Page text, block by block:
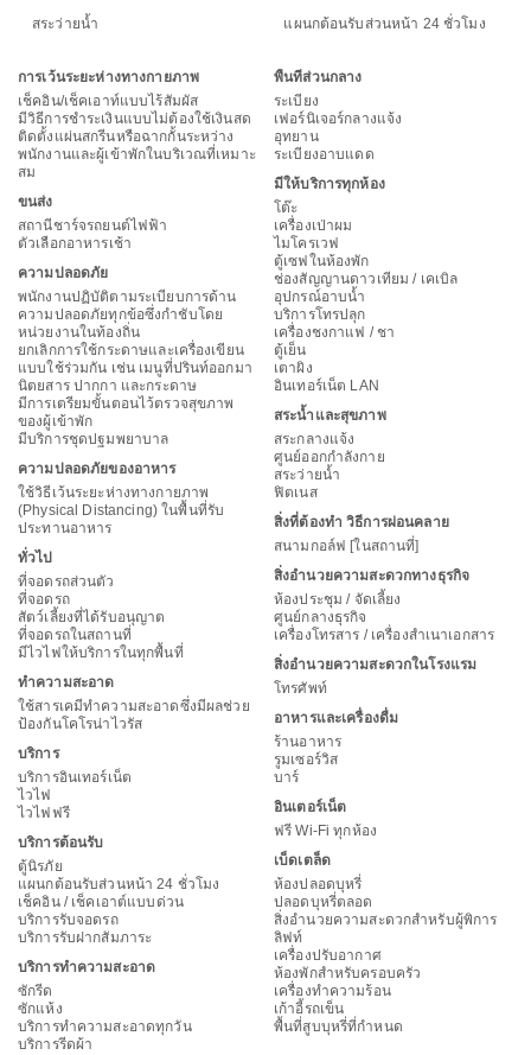
สระว่ายน้ำ แผนกต้อนรับส่วนหน้า 24 ชั่วโมง
การเว้นระยะห่างทางกายภาพ
เช็คอิน/เช็คเอาท์แบบไร้สัมผัส
มีวิธีการชำระเงินแบบไม่ต้องใช้เงินสด
ติดตั้งแผ่นสกรีนหรือฉากกั้นระหว่าง
พนักงานและผู้เข้าพักในบริเวณที่เหมาะ
สม
ขนส่ง
สถานีชาร์จรถยนต์ไฟฟ้า
ตัวเลือกอาหารเช้า
ความปลอดภัย
พนักงานปฏิบัติตามระเบียบการด้าน
ความปลอดภัยทุกข้อซึ่งกำชับโดย
หน่วยงานในท้องถิ่น
ยกเลิกการใช้กระดาษและเครื่องเขียน
แบบใช้ร่วมกัน เช่น เมนูที่ปรินท์ออกมา
นิตยสาร ปากกา และกระดาษ
มีการเตรียมขั้นตอนไว้ตรวจสุขภาพ
ของผู้เข้าพัก
มีบริการชุดปฐมพยาบาล
ความปลอดภัยของอาหาร
ใช้วิธีเว้นระยะห่างทางกายภาพ
(Physical Distancing) ในพื้นที่รับ
ประทานอาหาร
ทั่วไป
ที่จอดรถส่วนตัว
ที่จอดรถ
สัตว์เลี้ยงที่ได้รับอนุญาต
ที่จอดรถในสถานที่
มีไวไฟให้บริการในทุกพื้นที่
ทำความสะอาด
ใช้สารเคมีทำความสะอาดซึ่งมีผลช่วย
ป้องกันโคโรน่าไวรัส
บริการ
บริการอินเทอร์เน็ต
ไวไฟ
ไวไฟฟรี
บริการต้อนรับ
ตู้นิรภัย
แผนกต้อนรับส่วนหน้า 24 ชั่วโมง
เช็คอิน / เช็คเอาต์แบบด่วน
บริการรับจอดรถ
บริการรับฝากสัมภาระ
บริการทำความสะอาด
ซักรีด
ซักแห้ง
บริการทำความสะอาดทุกวัน
บริการรีดผ้า
พื้นที่ส่วนกลาง
ระเบียง
เฟอร์นิเจอร์กลางแจ้ง
อุทยาน
ระเบียงอาบแดด
มีให้บริการทุกห้อง
โต๊ะ
เครื่องเป่าผม
ไมโครเวฟ
ตู้เซฟในห้องพัก
ช่องสัญญานดาวเทียม / เคเบิล
อุปกรณ์อาบน้ำ
บริการโทรปลุก
เครื่องชงกาแฟ / ชา
ตู้เย็น
เตาผิง
อินเทอร์เน็ต LAN
สระน้ำและสุขภาพ
สระกลางแจ้ง
ศูนย์ออกกำลังกาย
สระว่ายน้ำ
ฟิตเนส
สิ่งที่ต้องทำ วิธีการผ่อนคลาย
สนามกอล์ฟ [ในสถานที่]
สิ่งอำนวยความสะดวกทางธุรกิจ
ห้องประชุม / จัดเลี้ยง
ศูนย์กลางธุรกิจ
เครื่องโทรสาร / เครื่องสำเนาเอกสาร
สิ่งอำนวยความสะดวกในโรงแรม
โทรศัพท์
อาหารและเครื่องดื่ม
ร้านอาหาร
รูมเซอร์วิส
บาร์
อินเตอร์เน็ต
ฟรี Wi-Fi ทุกห้อง
เบ็ดเตล็ด
ห้องปลอดบุหรี่
ปลอดบุหรี่ตลอด
สิ่งอำนวยความสะดวกสำหรับผู้พิการ
ลิฟท์
เครื่องปรับอากาศ
ห้องพักสำหรับครอบครัว
เครื่องทำความร้อน
เก้าอี้รถเข็น
พื้นที่สูบบุหรี่ที่กำหนด